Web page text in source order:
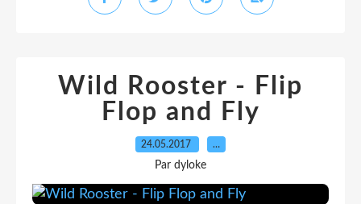
Wild Rooster - Flip
Flop and Fly
24.05.2017 …
Par dyloke